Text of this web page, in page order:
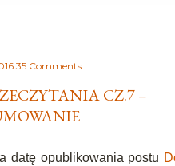
35 Comments
CZ.7 –
datę opublikowania postu